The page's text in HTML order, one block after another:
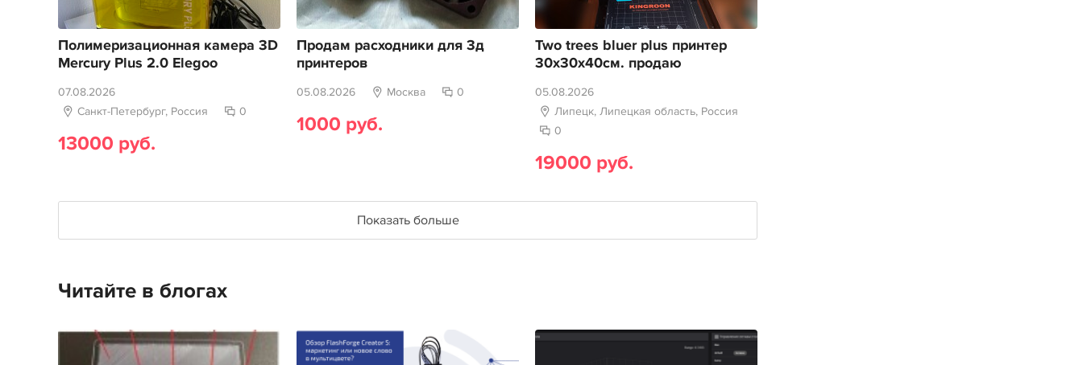
Полимеризационная камера 3D
Mercury Plus 2.0 Elegoo
07.08.2026
Санкт-Петербург, Россия
0
13000 руб.
Продам расходники для 3д
принтеров
05.08.2026 Москва 0
1000 руб.
Two trees bluer plus принтер
30х30х40см. продаю
05.08.2026
Липецк, Липецкая область, Россия
0
19000 руб.
Показать больше
Читайте в блогах